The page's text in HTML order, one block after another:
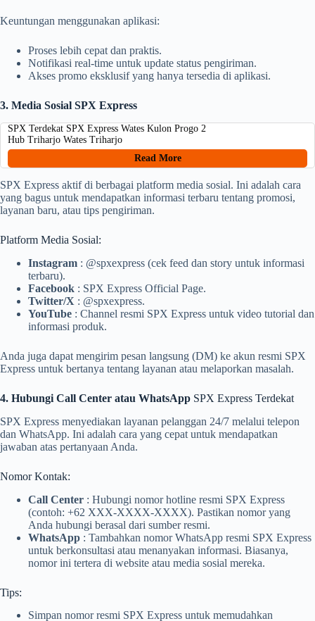
Keuntungan menggunakan aplikasi:
Proses lebih cepat dan praktis.
Notifikasi real-time untuk update status pengiriman.
Akses promo eksklusif yang hanya tersedia di aplikasi.
3. Media Sosial SPX Express
SPX Terdekat SPX Express Wates Kulon Progo 2
Hub Triharjo Wates Triharjo
Read More
SPX Express aktif di berbagai platform media sosial. Ini adalah cara
yang bagus untuk mendapatkan informasi terbaru tentang promosi,
layanan baru, atau tips pengiriman.
Platform Media Sosial:
Instagram : @spxexpress (cek feed dan story untuk informasi
terbaru).
Facebook : SPX Express Official Page.
Twitter/X : @spxexpress.
YouTube : Channel resmi SPX Express untuk video tutorial dan
informasi produk.
Anda juga dapat mengirim pesan langsung (DM) ke akun resmi SPX
Express untuk bertanya tentang layanan atau melaporkan masalah.
4. Hubungi Call Center atau WhatsApp SPX Express Terdekat
SPX Express menyediakan layanan pelanggan 24/7 melalui telepon
dan WhatsApp. Ini adalah cara yang cepat untuk mendapatkan
jawaban atas pertanyaan Anda.
Nomor Kontak:
Call Center : Hubungi nomor hotline resmi SPX Express
(contoh: +62 XXX-XXXX-XXXX). Pastikan nomor yang
Anda hubungi berasal dari sumber resmi.
WhatsApp : Tambahkan nomor WhatsApp resmi SPX Express
untuk berkonsultasi atau menanyakan informasi. Biasanya,
nomor ini tertera di website atau media sosial mereka.
Tips:
Simpan nomor resmi SPX Express untuk memudahkan